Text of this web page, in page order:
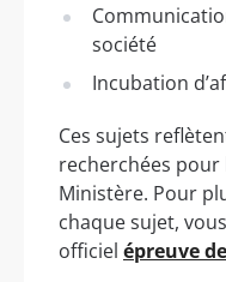
société
Incubation
Ces sujets
recherchées pour
Ministère. Pour
chaque sujet,
officiel épreuve